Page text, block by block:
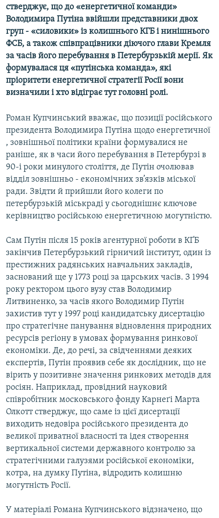
СПЕЦПРОЄКТИ
ПОДКАСТИ
КРИМ РЕАЛІЇ
РУС
УКР
ДОЛУЧАЙСЯ!
Усі сайти RFE/RL
стверджує, що до «енергетичної команди»
Володимира Путіна ввійшли представники двох
груп - «силовики» із колишнього КГБ і нинішнього
ФСБ, а також співпрацівники діючого глави Кремля
за часів його перебування в Петербурзькій мерії. Як
формувалася ця «путінська команда», які
пріоритети енергетичної стратегії Росії вони
визначили і хто відіграє тут головні ролі.
Роман Купчинський вважає, що позиції російського
президента Володимира Путіна щодо енергетичної
, зовнішньої політики країни формувалися не
раніше, як в часи його перебування в Петербурзі в
90-і роки минулого століття, де Путін очолював
відділ зовнішньо - економічних зв’язків міської
ради. Звідти й прийшли його колеги по
петербурзькій міськраді у сьогоднішнє ключове
керівництво російською енергетичною могутністю.
Сам Путін після 15 років агентурної роботи в КҐБ
закінчив Петербурзький гірничий інститут, один із
престижних радянських навчальних закладів,
заснований ще у 1773 році за царських часів. З 1994
року ректором цього вузу став Володимир
Литвиненко, за часів якого Володимир Путін
захистив тут у 1997 році кандидатську дисертацію
про стратегічне панування відновлення природних
ресурсів регіону в умовах формування ринкової
економіки. Де, до речі, за свідченнями деяких
експертів, Путін проявив себе як дослідник, що не
вірить у позитивне значення ринкових методів для
росіян. Наприклад, провідний науковий
співробітник московського фонду Карнеґі Марта
Олкотт стверджує, що саме із цієї дисертації
виходить недовіра російського президента до
великої приватної власності та ідея створення
вертикальної системи державного контролю за
стратегічними галузями російської економіки,
котра, на думку Путіна, відродить колишню
могутність Росії.
У матеріалі Романа Купчинського відзначено, що